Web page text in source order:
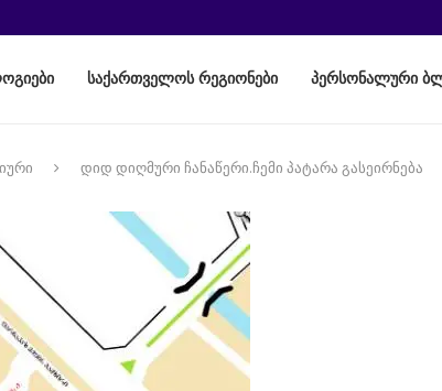
საქართველოს რეგიონები პერსონალური
დიდ დიღმური ჩანაწერი.ჩემი პატარა გასეირნება